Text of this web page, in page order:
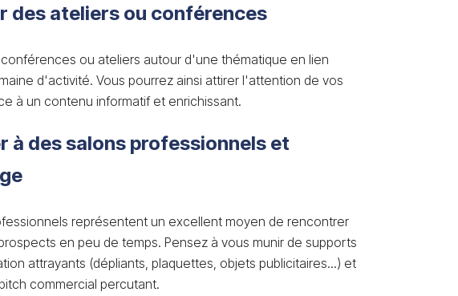
des ateliers ou conférences
ou ateliers autour d'une thématique en lien
d'activité. Vous pourrez ainsi attirer l'attention de vos
à un contenu informatif et enrichissant.
à des salons professionnels et
représentent un excellent moyen de rencontrer
en peu de temps. Pensez à vous munir de supports
attrayants (dépliants, plaquettes, objets publicitaires...) et
commercial percutant.